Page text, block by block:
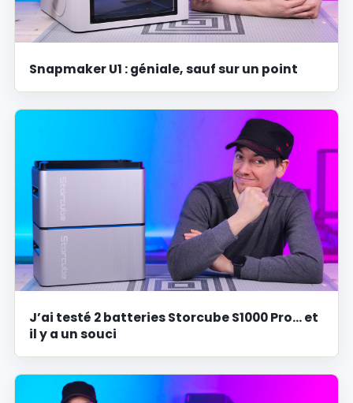
Snapmaker U1 : géniale, sauf sur un point
J’ai testé 2 batteries Storcube S1000 Pro… et
il y a un souci